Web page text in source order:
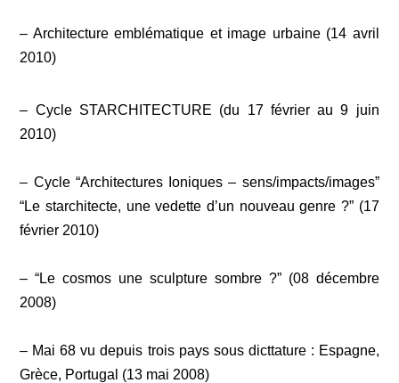
– Architecture emblématique et image urbaine (14 avril
2010)
– Cycle STARCHITECTURE (du 17 février au 9 juin
2010)
– Cycle “Architectures Ioniques – sens/impacts/images”
“Le starchitecte, une vedette d’un nouveau genre ?” (17
février 2010)
– “Le cosmos une sculpture sombre ?” (08 décembre
2008)
– Mai 68 vu depuis trois pays sous dicttature : Espagne,
Grèce, Portugal (13 mai 2008)